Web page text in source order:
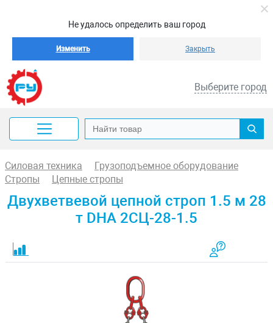
Не удалось определить ваш город
Изменить Закрыть
Выберите город
Силовая техника
Грузоподъемное оборудование
Стропы
Цепные стропы
Двухветвевой цепной строп 1.5 м 28
т DHA 2СЦ-28-1.5